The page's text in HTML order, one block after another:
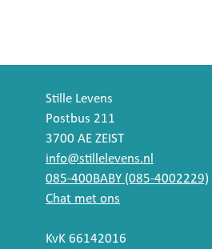
Stille Levens
Postbus 211
3700 AE ZEIST
info@stillelevens.nl
085-400BABY (085-4002229)
Chat met ons
KvK 66142016